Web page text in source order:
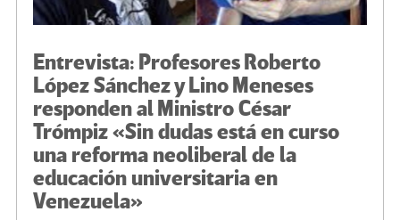
Entrevista: Profesores Roberto
López Sánchez y Lino Meneses
responden al Ministro César
Trómpiz «Sin dudas está en curso
una reforma neoliberal de la
educación universitaria en
Venezuela»